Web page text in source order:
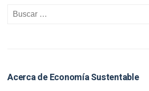
Acerca de Economía Sustentable